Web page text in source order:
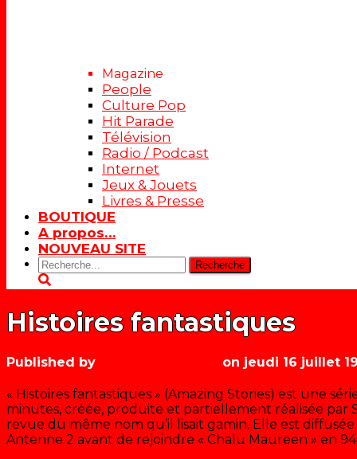
Magazine
People
Culture Pop
Hit Parade
Télévision
Radio / Podcast
Internet
Jeux & Jouets
Livres & Presse
BOUTIQUE
A propos…
NOUVEAU SITE
Rechercher:
Histoires fantastiques
Published by on jeudi 16 juillet
« Histoires fantastiques » (Amazing Stories) est une
minutes, créée, produite et partiellement réalisée par
revue du même nom qu’il lisait gamin. Elle est
Antenne 2 avant de rejoindre « Chalu Maureen » en